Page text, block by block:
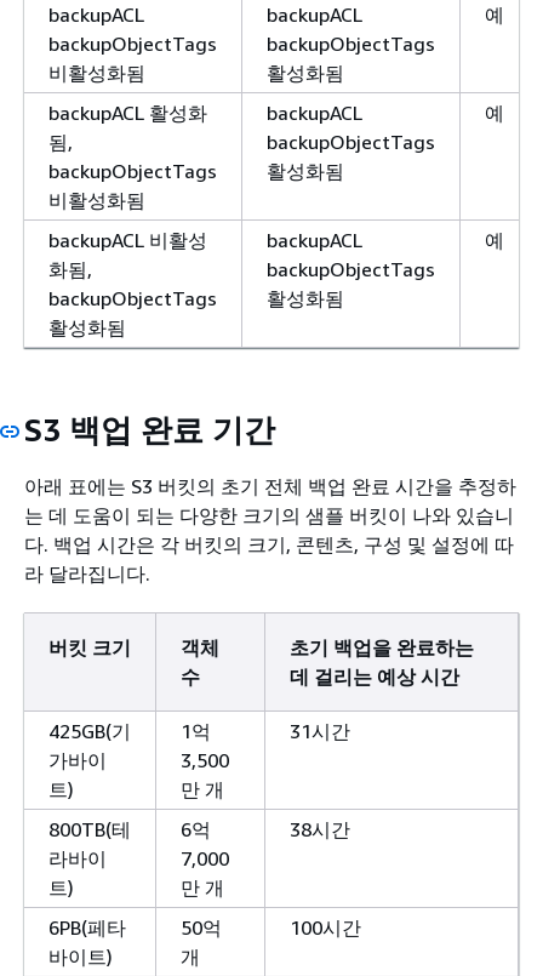
backupACL
backupObjectTags
비활성화됨
backupACL
backupObjectTags
활성화됨
예
backupACL 활성화
됨,
backupObjectTags
비활성화됨
backupACL
backupObjectTags
활성화됨
예
backupACL 비활성
화됨,
backupObjectTags
활성화됨
backupACL
backupObjectTags
활성화됨
예
S3 백업 완료 기간
아래 표에는 S3 버킷의 초기 전체 백업 완료 시간을 추정하
는 데 도움이 되는 다양한 크기의 샘플 버킷이 나와 있습니
다. 백업 시간은 각 버킷의 크기, 콘텐츠, 구성 및 설정에 따
라 달라집니다.
버킷 크기
객체
수
초기 백업을 완료하는
데 걸리는 예상 시간
425GB(기
가바이
트)
1억
3,500
만 개
31시간
800TB(테
라바이
트)
6억
7,000
만 개
38시간
6PB(페타
바이트)
50억
개
100시간